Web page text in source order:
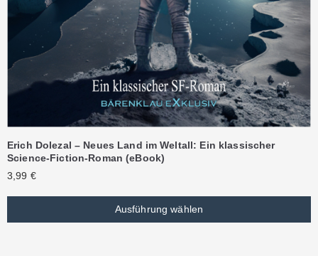
Erich Dolezal – Neues Land im Weltall: Ein klassischer
Science-Fiction-Roman (eBook)
3,99 €
Ausführung wählen